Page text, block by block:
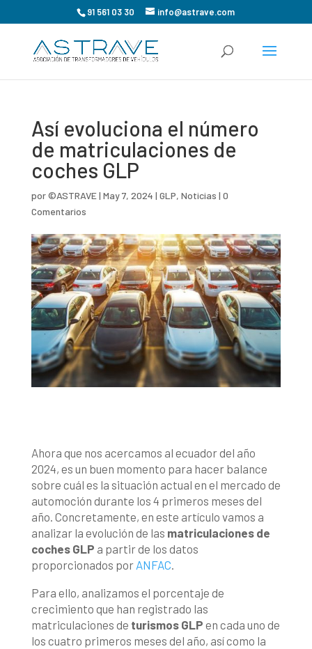
91 561 03 30 info@astrave.com
Así evoluciona el número
de matriculaciones de
coches GLP
por©ASTRAVE| May 7, 2024 | GLP, Noticias | 0
Comentarios
Ahora que nos acercamos al ecuador del año
2024, es un buen momento para hacer balance
sobre cuál es la situación actual en el mercado de
automoción durante los 4 primeros meses del
año. Concretamente, en este artículo vamos a
analizar la evolución de las matriculaciones de
coches GLP a partir de los datos
proporcionados por ANFAC.
Para ello, analizamos el porcentaje de
crecimiento que han registrado las
matriculaciones de turismos GLP en cada uno de
los cuatro primeros meses del año, así como la